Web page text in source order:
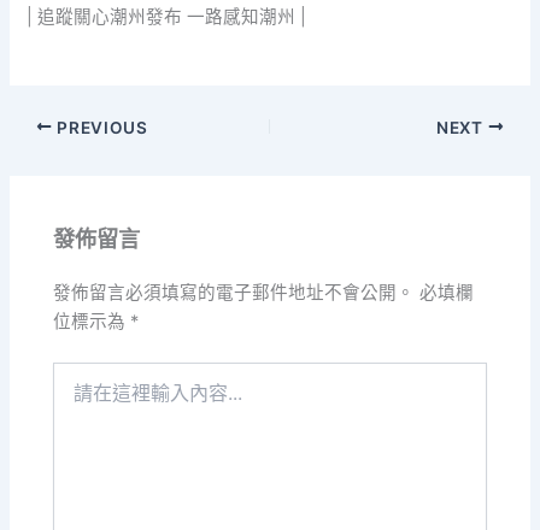
| 追蹤關心潮州發布 一路感知潮州 |
PREVIOUS NEXT
發佈留言
發佈留言必須填寫的電子郵件地址不會公開。 必填欄
位標示為 *